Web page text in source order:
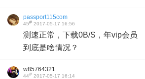
passport115com
45# 2017-05-17 16:56
测速正常，下载0B/S，年vip会员
到底是啥情况？
w85764321
44# 2017-05-17 16:14